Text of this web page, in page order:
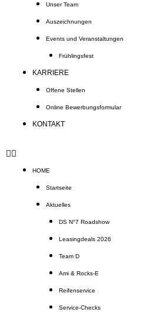
Unser Team
Auszeichnungen
Events und Veranstaltungen
Frühlingsfest
KARRIERE
Offene Stellen
Online Bewerbungsformular
KONTAKT
HOME
Startseite
Aktuelles
DS N°7 Roadshow
Leasingdeals 2026
Team D
Ami & Rocks-E
Reifenservice
Service-Checks